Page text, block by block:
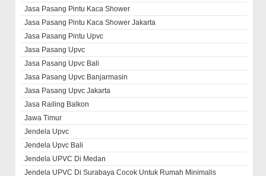
Jasa Pasang Pintu Kaca Shower
Jasa Pasang Pintu Kaca Shower Jakarta
Jasa Pasang Pintu Upvc
Jasa Pasang Upvc
Jasa Pasang Upvc Bali
Jasa Pasang Upvc Banjarmasin
Jasa Pasang Upvc Jakarta
Jasa Railing Balkon
Jawa Timur
Jendela Upvc
Jendela Upvc Bali
Jendela UPVC Di Medan
Jendela UPVC Di Surabaya Cocok Untuk Rumah Minimalis